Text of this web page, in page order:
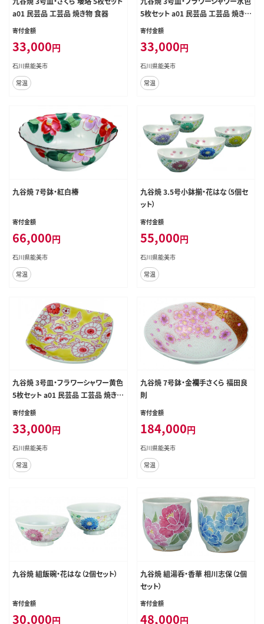
a01 民芸品 工芸品 焼き物 食器
寄付金額
33,000円
石川県能美市
常温
5枚セット a01 民芸品 工芸品 焼き物
色鮮や 食器
寄付金額
33,000円
石川県能美市
常温
九谷焼 7号鉢・紅白椿
寄付金額
66,000円
石川県能美市
常温
九谷焼 3.5号小鉢揃・花はな（5個セ
ット）
寄付金額
55,000円
石川県能美市
常温
九谷焼 3号皿・フラワーシャワー黄色
5枚セット a01 民芸品 工芸品 焼き物
食器
寄付金額
33,000円
石川県能美市
常温
九谷焼 7号鉢・金襴手さくら 福田良
則
寄付金額
184,000円
石川県能美市
常温
九谷焼 組飯碗・花はな（2個セット）
寄付金額
30,000円
九谷焼 組湯呑・香華 相川志保（2個
セット）
寄付金額
48,000円